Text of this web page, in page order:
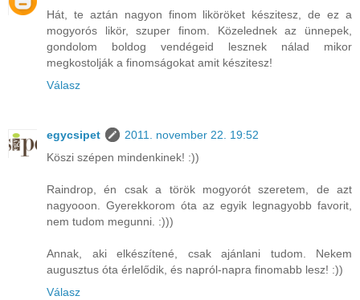
Hát, te aztán nagyon finom liköröket készitesz, de ez a
mogyorós likör, szuper finom. Közelednek az ünnepek,
gondolom boldog vendégeid lesznek nálad mikor
megkostolják a finomságokat amit készitesz!
Válasz
egycsipet
2011. november 22. 19:52
Köszi szépen mindenkinek! :))
Raindrop, én csak a török mogyorót szeretem, de azt
nagyooon. Gyerekkorom óta az egyik legnagyobb favorit,
nem tudom megunni. :)))
Annak, aki elkészítené, csak ajánlani tudom. Nekem
augusztus óta érlelődik, és napról-napra finomabb lesz! :))
Válasz